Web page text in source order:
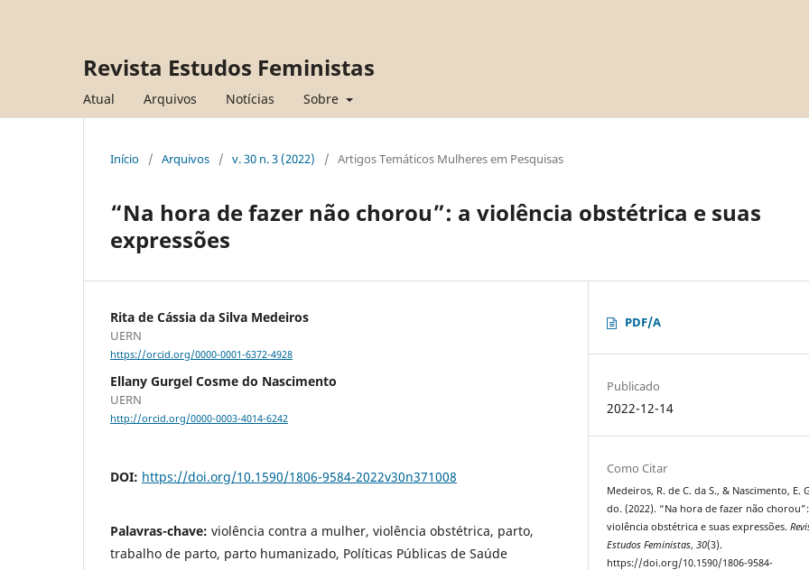
Revista Estudos Feministas
Atual Arquivos Notícias Sobre
Início / Arquivos / v. 30 n. 3 (2022) / Artigos Temáticos Mulheres em Pesquisas
“Na hora de fazer não chorou”: a violência obstétrica e suas
expressões
Rita de Cássia da Silva Medeiros
UERN
https://orcid.org/0000-0001-6372-4928
Ellany Gurgel Cosme do Nascimento
UERN
http://orcid.org/0000-0003-4014-6242
DOI: https://doi.org/10.1590/1806-9584-2022v30n371008
Palavras-chave: violência contra a mulher, violência obstétrica, parto,
trabalho de parto, parto humanizado, Políticas Públicas de Saúde
PDF/A
Publicado
2022-12-14
Como Citar
Medeiros, R. de C. da S., & Nascimento, E.
do. (2022). “Na hora de fazer não
violência obstétrica e suas expressões.
Estudos Feministas,30(3).
https://doi.org/10.1590/1806-9584-